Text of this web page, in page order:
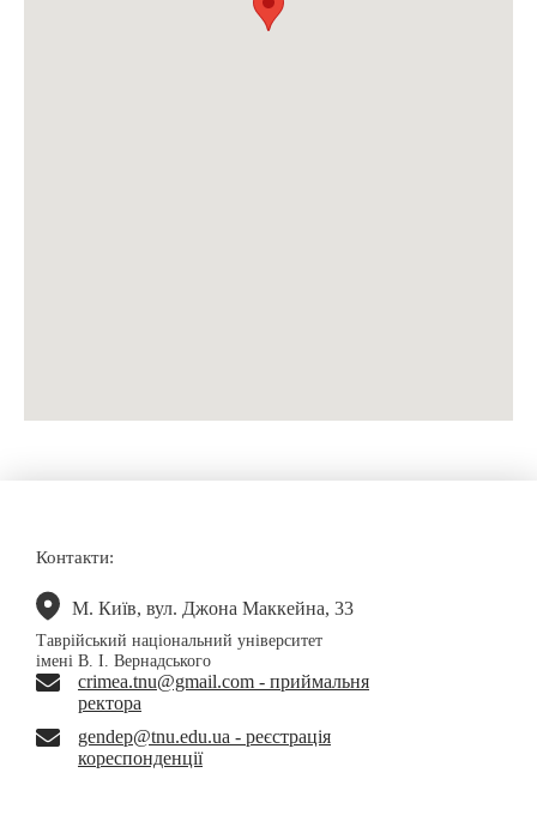
Контакти:
М. Київ, вул. Джона Маккейна, 33
Таврійський національний університет
імені В. І. Вернадського
crimea.tnu@gmail.com - приймальня
ректора
gendep@tnu.edu.ua - реєстрація
кореспонденції